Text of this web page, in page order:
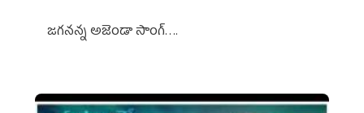
జగనన్న అజెండా సాంగ్….